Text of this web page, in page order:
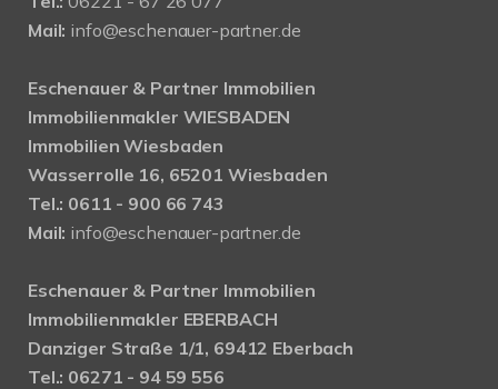
Mail: info@eschenauer-partner.de
Eschenauer & Partner Immobilien
Immobilienmakler WIESBADEN
Immobilien Wiesbaden
Wasserrolle 16, 65201 Wiesbaden
Tel.: 0611 - 900 66 743
Mail: info@eschenauer-partner.de
Eschenauer & Partner Immobilien
Immobilienmakler EBERBACH
Danziger Straße 1/1, 69412 Eberbach
Tel.: 06271 - 94 59 556